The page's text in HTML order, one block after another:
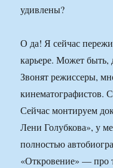
удивлены?
О да! Я сейчас
карьере. Может быть,
Звонят режиссеры,
кинематографистов.
Сейчас монтируем
Лени Голубкова», у
полностью
«Откровение» — про